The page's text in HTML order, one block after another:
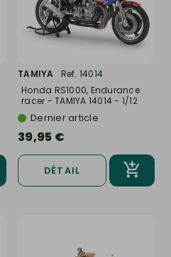
TAMIYA
Ref. 14014
Honda RS1000, Endurance
racer - TAMIYA 14014 - 1/12
Dernier article
39,95 €
DÉTAIL